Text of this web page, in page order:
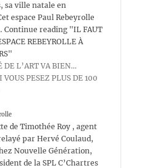
sa ville natale en
espace Paul Rebeyrolle
Continue reading "IL FAUT
REBEYROLLE À
DE L’ART VA BIEN…
VOUS PESEZ PLUS DE 100
de Timothée Roy , agent
par Hervé Coulaud,
Nouvelle Génération,
de la SPL C’Chartres